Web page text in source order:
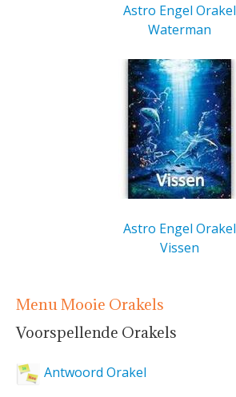
Astro Engel Orakel
Waterman
Astro Engel Orakel
Vissen
Menu Mooie Orakels
Voorspellende Orakels
Antwoord Orakel